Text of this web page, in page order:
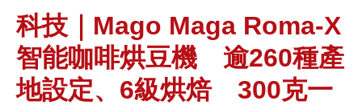
科技｜Mago Maga Roma-X
智能咖啡烘豆機 逾260種產
地設定、6級烘焙 300克一